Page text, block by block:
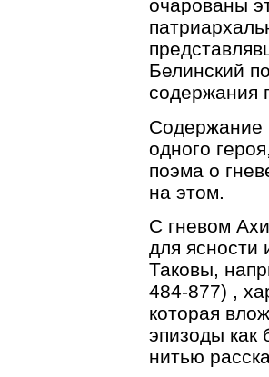
очарованы
Белинский
содержания
Содержание
одного
поэма о
на этом.
С гневом
для ясности
Таковы,
484-877) ,
которая
эпизоды как
нитью